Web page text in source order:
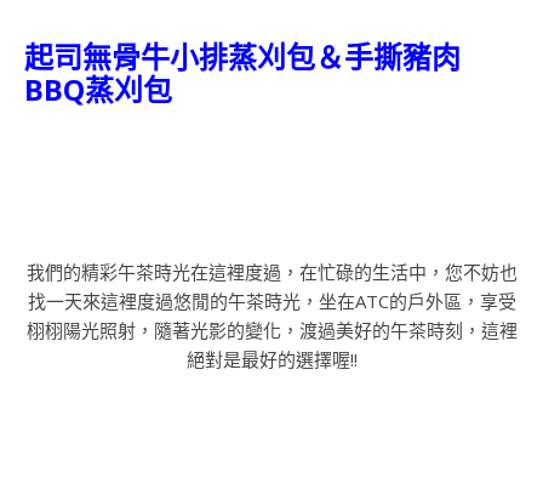
起司無骨牛小排蒸刈包＆手撕豬肉
BBQ蒸刈包
我們的精彩午茶時光在這裡度過，在忙碌的生活中，您不妨也
找一天來這裡度過悠閒的午茶時光，坐在ATC的戶外區，享受
栩栩陽光照射，隨著光影的變化，渡過美好的午茶時刻，這裡
絕對是最好的選擇喔!!